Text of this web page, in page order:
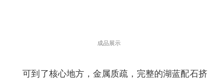
成品展示
可到了核心地方，金属质疏，完整的湖蓝配石挤